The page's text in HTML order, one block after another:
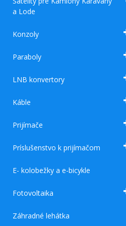
a Lode
Konzoly
Paraboly
LNB konvertory
Káble
Prijímače
Príslušenstvo k prijímačom
E- kolobežky a e-bicykle
Fotovoltaika
Záhradné lehátka